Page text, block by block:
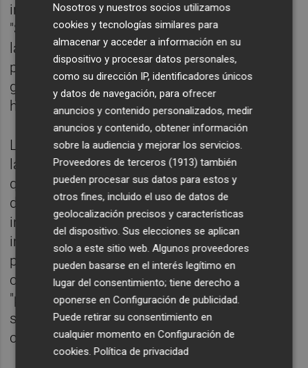
investigador de referencia como la UJI".
"Sumando nuestro trabajo de recopilación y
la sabiduría de los investigadores haremos
posible la creación de conocimientos que
generen en un futuro valor social y riqueza",
ha añadido.
La diputada provincial ha facilitado a todas
las personas asistentes un formulario para
que puedan solicitar a la Diputación los
datos que precisen para avanzar en sus
investigaciones. Para Xaro Miralles es "muy
importante" tener 'feedback' de los usuarios
para seguir así mejorando y ampliando de
contenidos el portal de datos abiertos,
"puesto que no se trata de una web estática,
sino que está viva y va nutriéndose cada día
con nuevas cifras e informaciones".
Nosotros y nuestros socios utilizamos
cookies y tecnologías similares para
almacenar y acceder a información en su
dispositivo y procesar datos personales,
como su dirección IP, identificadores únicos
y datos de navegación, para ofrecer
anuncios y contenido personalizados, medir
anuncios y contenido, obtener información
sobre la audiencia y mejorar los servicios.
Proveedores de terceros (1913) también
pueden procesar sus datos para estos y
otros fines, incluido el uso de datos de
geolocalización precisos y características
del dispositivo. Sus elecciones se aplican
solo a este sitio web. Algunos proveedores
pueden basarse en el interés legítimo en
lugar del consentimiento; tiene derecho a
oponerse enConfiguración de publicidad
Puede retirar su consentimiento en
cualquier momento enConfiguración de
cookies .Política de privacidad